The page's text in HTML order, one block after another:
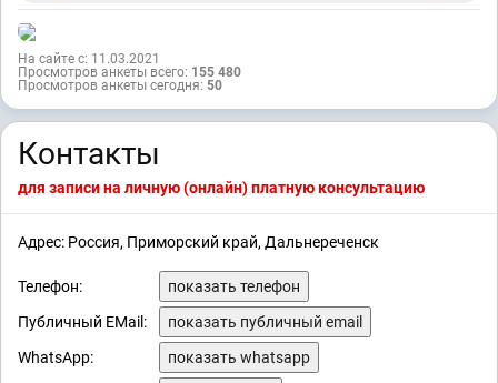
На сайте с: 11.03.2021
Просмотров анкеты всего: 155 480
Просмотров анкеты сегодня: 50
Контакты
для записи на личную (онлайн) платную консультацию
Адрес: Россия, Приморский край, Дальнереченск
Телефон:
показать телефон
Публичный EMail:
показать публичный email
WhatsApp:
показать whatsapp